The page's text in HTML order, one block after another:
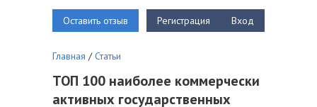
Оставить отзыв Регистрация Вход
Главная / Статьи
ТОП 100 наиболее коммерчески
активных государственных